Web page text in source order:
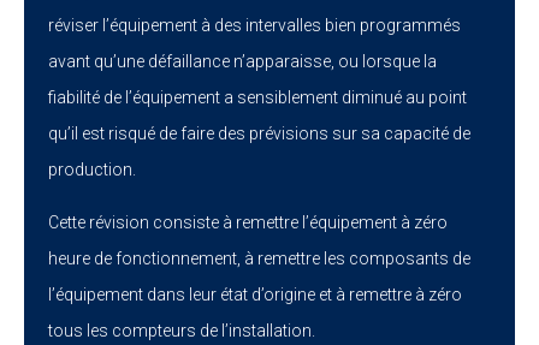
réviser l’équipement à des intervalles bien programmés
avant qu’une défaillance n’apparaisse, ou lorsque la
fiabilité de l’équipement a sensiblement diminué au point
qu’il est risqué de faire des prévisions sur sa capacité de
production.
Cette révision consiste à remettre l’équipement à zéro
heure de fonctionnement, à remettre les composants de
l’équipement dans leur état d’origine et à remettre à zéro
tous les compteurs de l’installation.